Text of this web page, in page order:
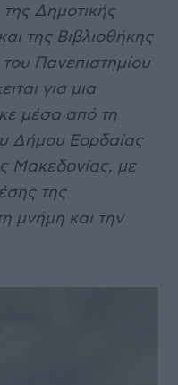
Δημοτικής
της Βιβλιοθήκης
Πανεπιστημίου
για μια
μέσα από τη
Δήμου Εορδαίας
Μακεδονίας, με
της
μνήμη και την